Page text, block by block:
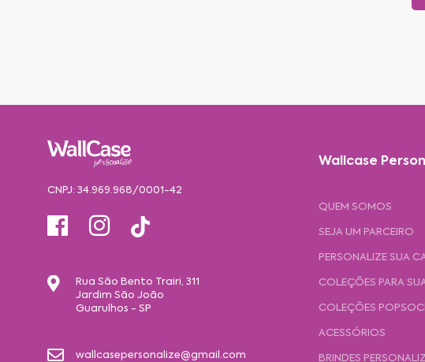
CNPJ: 34.969.968/0001-42
Rua São Bento Trairi, 311
Jardim São João
Guarulhos - SP
wallcasepersonalize@gmail.com
Wallcase
QUEM SOMOS
SEJA UM PARCEIRO
PERSONALIZE SUA
COLEÇÕES PARA
COLEÇÕES
ACESSÓRIOS
BRINDES